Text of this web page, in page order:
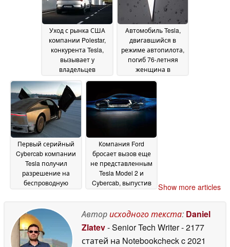
2026
Уход с рынка США
компании Polestar,
конкурента Tesla,
вызывает у
владельцев
опасения по поводу
резкого падения
стоимости при
перепродаже и
долгосрочной
поддержки
12 July 2026
Автомобиль Tesla,
двигавшийся в
режиме автопилота,
погиб 76-летняя
женщина в
2026
Первый серийный
Cybercab компании
Tesla получил
разрешение на
беспроводную
отказывается от
роботизированного
такси22 February 2026
Компания Ford
бросает вызов еще
не представленным
Tesla Model 2 и
Cybercab, выпустив
EV-платформе17
Show more articles
Авторисходного текста: Daniel
Zlatev- Senior Tech Writer- 2177
статей на Notebookcheckc 2021